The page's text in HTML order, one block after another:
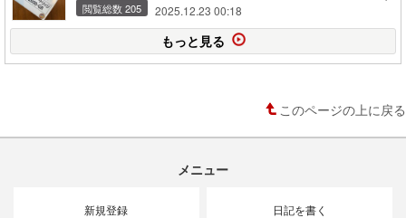
閲覧総数 205 2025.12.23 00:18
もっと見る
このページの上に戻る
メニュー
新規登録 日記を書く